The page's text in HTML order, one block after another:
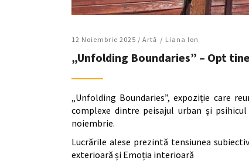
12 Noiembrie 2025 / Artǎ Liana Ion
„Unfolding Boundaries” – Opt
„Unfolding Boundaries”, expoziție care
complexe dintre peisajul urban și
noiembrie.
Lucrările alese prezintă tensiunea
exterioară și Emoția interioară